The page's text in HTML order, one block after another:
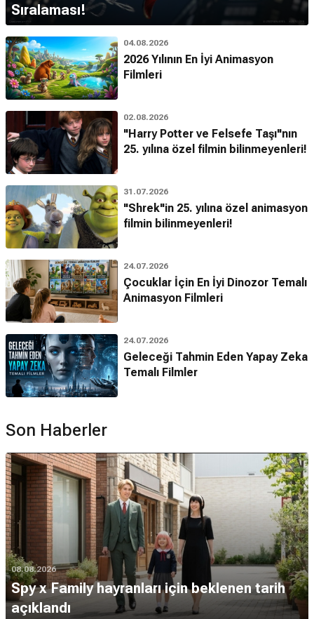
Sıralaması!
04.08.2026
2026 Yılının En İyi Animasyon
Filmleri
02.08.2026
"Harry Potter ve Felsefe Taşı"nın
25. yılına özel filmin bilinmeyenleri!
31.07.2026
"Shrek"in 25. yılına özel animasyon
filmin bilinmeyenleri!
24.07.2026
Çocuklar İçin En İyi Dinozor Temalı
Animasyon Filmleri
24.07.2026
Geleceği Tahmin Eden Yapay Zeka
Temalı Filmler
Son Haberler
08.08.2026
Spy x Family hayranları için beklenen tarih
açıklandı